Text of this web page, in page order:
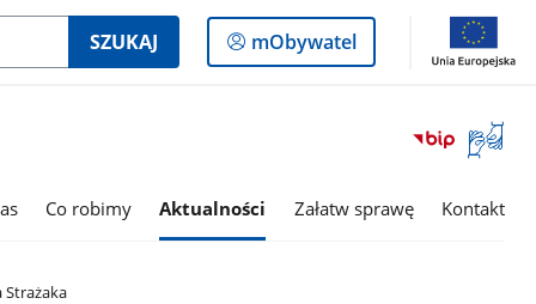
SZUKAJ
Logowanie
do
mObywatel
Otwórz
okno
Co robimy Aktualności Załatw sprawę Kontakt
Strażaka